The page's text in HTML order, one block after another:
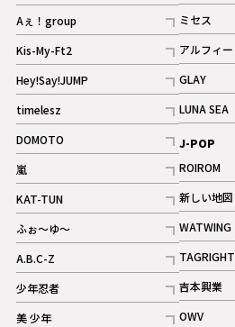
記事
Aぇ！group
記事
Kis-My-Ft2
記事
ギャラリー
Hey!Say!JUMP
記事
timelesz
記事
DOMOTO
記事
嵐
記事
KAT-TUN
記事
ふぉ～ゆ～
記事
A.B.C-Z
記事
ギャラリー
少年忍者
記事
美 少年
記事
ミセス
記事
アルフィー
記事
GLAY
記事
LUNA SEA
記事
J-POP
ROIROM
記事
新しい地図
記事
WATWING
記事
TAGRIGHT
記事
吉本興業
記事
OWV